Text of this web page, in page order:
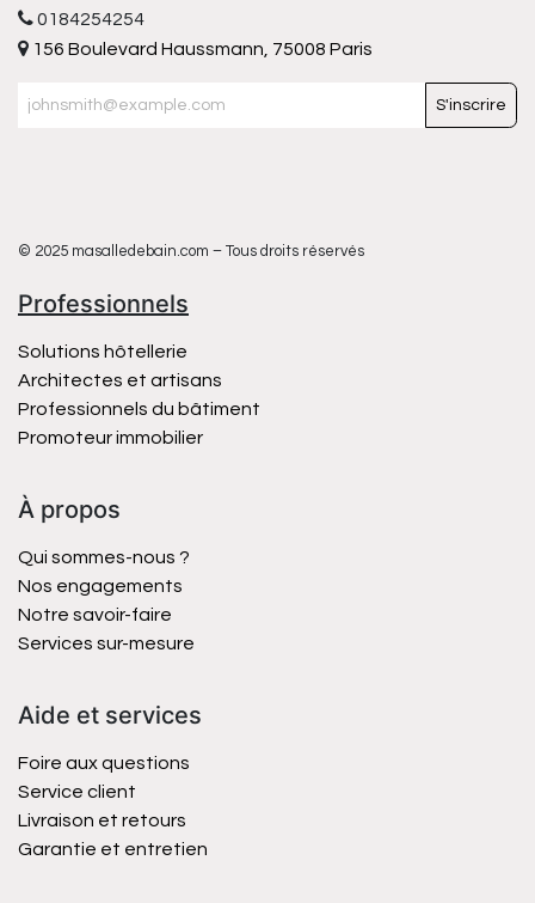
0184254254
156 Boulevard Haussmann, 75008 Paris
S'inscrire
© 2025 masalledebain.com – Tous droits réservés
Professionnels
Solutions hôtellerie
Architectes et artisans
Professionnels du bâtiment
Promoteur immobilier
À propos
Qui sommes-nous ?
Nos engagements
Notre savoir-faire
Services sur-mesure
Aide et services
Foire aux questions
Service client
Livraison et retours
Garantie et entretien